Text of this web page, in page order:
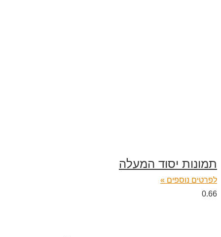
תמונות יסוד המעלה
לפרטים נוספים »